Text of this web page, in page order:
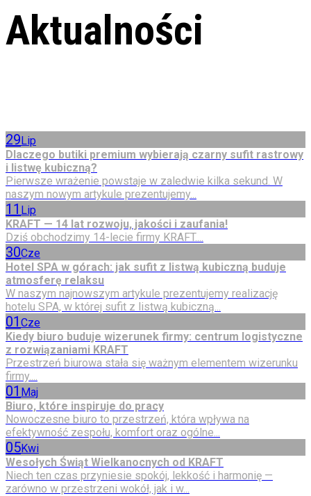
Aktualności
29Lip
Dlaczego butiki premium wybierają czarny sufit rastrowy
i listwę kubiczną?
Pierwsze wrażenie powstaje w zaledwie kilka sekund. W
naszym nowym artykule prezentujemy...
11 Lip
KRAFT — 14 lat rozwoju, jakości i zaufania!
Dziś obchodzimy 14-lecie firmy KRAFT....
30Cze
Hotel SPA w górach: jak sufit z listwą kubiczną buduje
atmosferę relaksu
W naszym najnowszym artykule prezentujemy realizację
hotelu SPA, w której sufit z listwą kubiczną...
01 Cze
Kiedy biuro buduje wizerunek firmy: centrum logistyczne
z rozwiązaniami KRAFT
Przestrzeń biurowa stała się ważnym elementem wizerunku
firmy....
01 Maj
Biuro, które inspiruje do pracy
Nowoczesne biuro to przestrzeń, która wpływa na
efektywność zespołu, komfort oraz ogólne...
05Kwi
Wesołych Świąt Wielkanocnych od KRAFT
Niech ten czas przyniesie spokój, lekkość i harmonię —
zarówno w przestrzeni wokół, jak i w...